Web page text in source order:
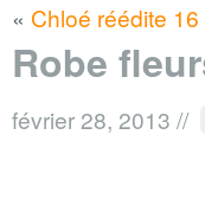
« Chloé réédite
Robe
février 28, 2013 //